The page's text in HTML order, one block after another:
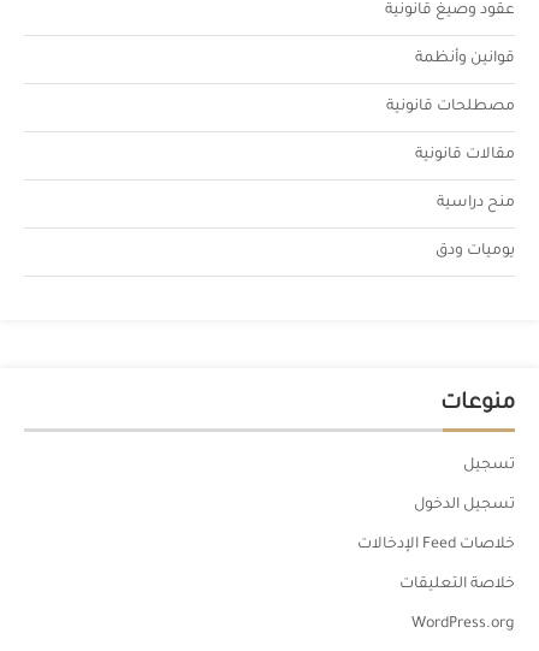
عقود وصيغ قانونية
قوانين وأنظمة
مصطلحات قانونية
مقالات قانونية
منح دراسية
يوميات ودق
منوعات
تسجيل
تسجيل الدخول
خلاصات Feed الإدخالات
خلاصة التعليقات
WordPress.org